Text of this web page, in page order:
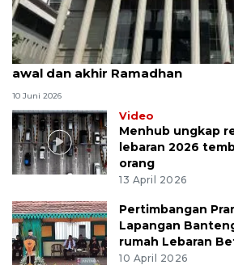
MK uji materi UU Peradilan
awal dan akhir Ramadhan
10 Juni 2026
Video
Menhub ungkap
lebaran 2026
orang
13 April 2026
Pertimbangan
Lapangan
rumah Lebaran
10 April 2026